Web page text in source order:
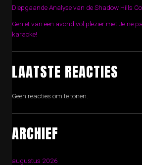
Diepgaande Analyse van de Shadow Hills
Geniet van een avond vol plezier met Je ne
karaoke!
LAATSTE REACTIES
Geen reacties om te tonen.
ARCHIEF
augustus 2026